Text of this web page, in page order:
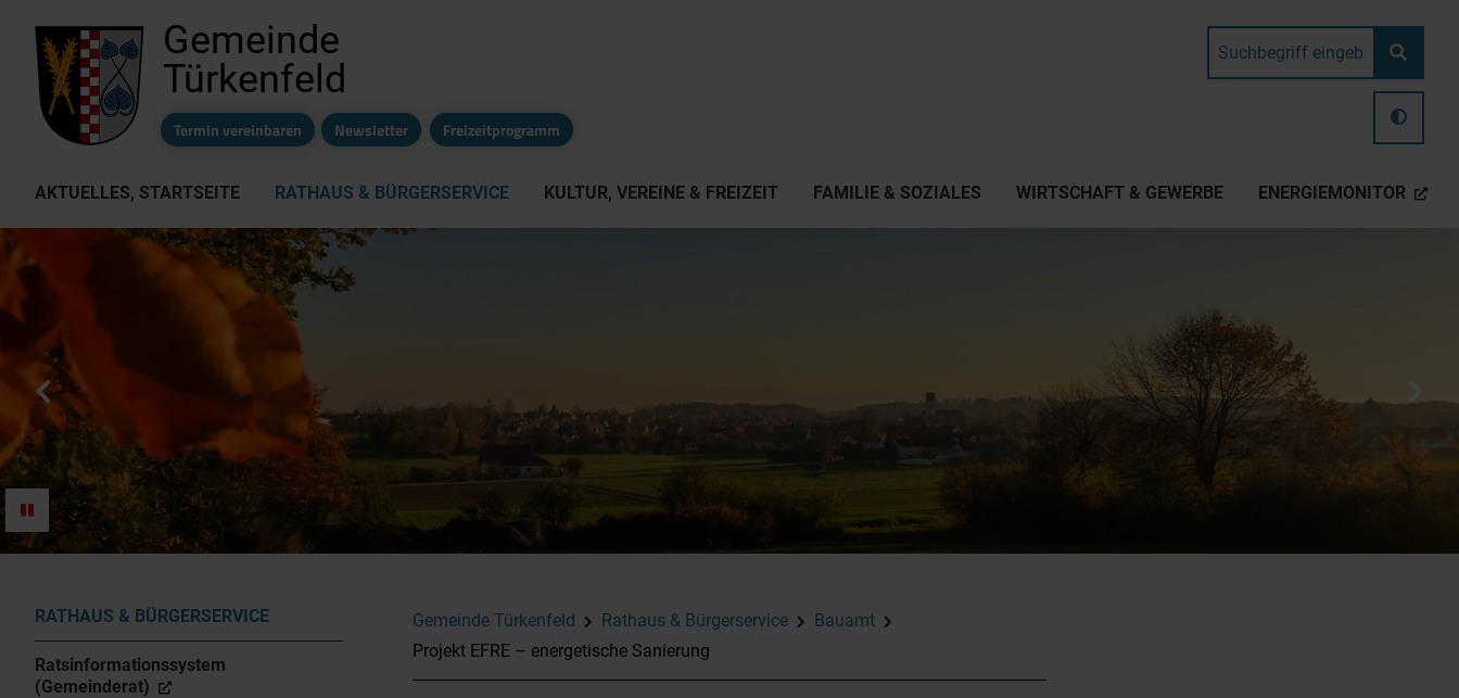
Gemeinde
Türkenfeld
AKTUELLES, STARTSEITE RATHAUS & BÜRGERSERVICE KULTUR, VEREINE & FREIZEIT FAMILIE & SOZIALES WIRTSCHAFT & GEWERBE ENERGIEMONITOR
Termin vereinbaren Newsletter Freizeitprogramm
RATHAUS & BÜRGERSERVICE
Ratsinformationssystem
(Gemeinderat)
Gemeinde Türkenfeld Rathaus & Bürgerservice
Bauamt
Projekt EFRE – energetische Sanierung